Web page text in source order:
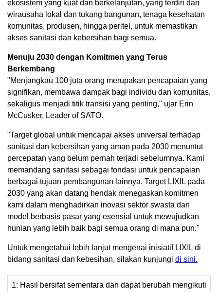
ekosistem yang kuat dan berkelanjutan, yang terdiri dari
wirausaha lokal dan tukang bangunan, tenaga kesehatan
komunitas, produsen, hingga peritel, untuk memastikan
akses sanitasi dan kebersihan bagi semua.
Menuju 2030 dengan Komitmen yang Terus
Berkembang
"Menjangkau 100 juta orang merupakan pencapaian yang
signifikan, membawa dampak bagi individu dan komunitas,
sekaligus menjadi titik transisi yang penting," ujar Erin
McCusker, Leader of SATO.
"Target global untuk mencapai akses universal terhadap
sanitasi dan kebersihan yang aman pada 2030 menuntut
percepatan yang belum pernah terjadi sebelumnya. Kami
memandang sanitasi sebagai fondasi untuk pencapaian
berbagai tujuan pembangunan lainnya. Target LIXIL pada
2030 yang akan datang hendak menegaskan komitmen
kami dalam menghadirkan inovasi sektor swasta dan
model berbasis pasar yang esensial untuk mewujudkan
hunian yang lebih baik bagi semua orang di mana pun."
Untuk mengetahui lebih lanjut mengenai inisiatif LIXIL di
bidang sanitasi dan kebesihan, silakan kunjungi di sini.
1: Hasil bersifat sementara dan dapat berubah mengikuti